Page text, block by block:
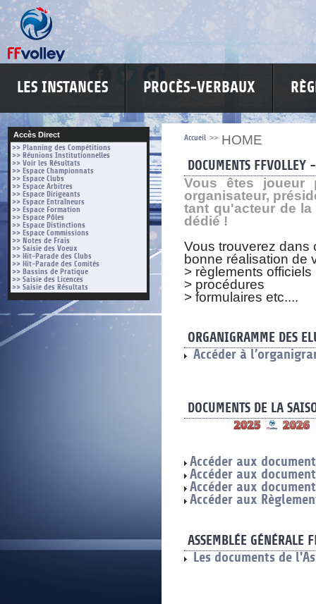
LES INSTANCES PROCÈS-VERBAUX
Accès Direct
>> Planning des Compétitions
>> Réunions Institutionnelles
>> Voir les Résultats
>> Espace Championnats
>> Espace Clubs
>> Espace Arbitres
>> Espace Dirigeants
>> Espace Entraîneurs
>> Espace Formation
>> Espace Pôles
>> Espace Distinctions
>> Espace Commissions
>> Notes de Frais
>> Saisie des Voeux
>> Hit-Parade des Clubs
>> Hit-Parade des Comités
>> Bassins de Pratique
>> Saisie des Licences
>> Saisie des Résultats
Accueil >> HOME
DOCUMENTS FFVOLLEY
Vous êtes joueur
organisateur,
tant qu'acteur de
dédié !
Vous trouverez dans
bonne réalisation de
> règlements officiels
> procédures
> formulaires etc....
ORGANIGRAMME DES
Accéder à
DOCUMENTS DE LA
Accéder aux
Accéder aux
Accéder aux
Accéder aux
ASSEMBLÉE GÉNÉRALE
Les documents de